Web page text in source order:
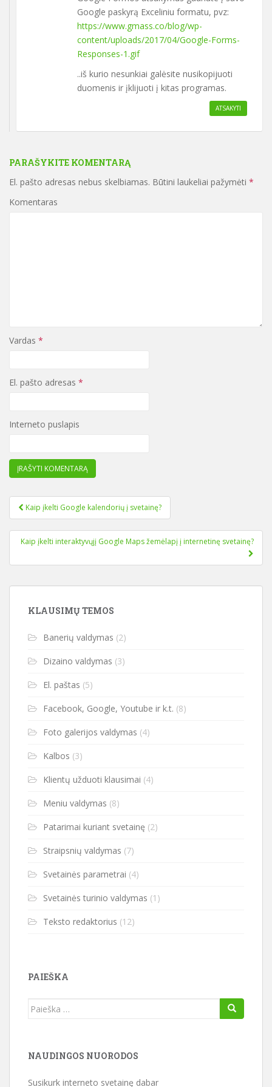
Google paskyrą Exceliniu formatu, pvz:
https://www.gmass.co/blog/wp-
content/uploads/2017/04/Google-Forms-
Responses-1.gif
..iš kurio nesunkiai galėsite nusikopijuoti
duomenis ir įklijuoti į kitas programas.
ATSAKYTI
PARAŠYKITE KOMENTARĄ
El. pašto adresas nebus skelbiamas. Būtini laukeliai pažymėti *
Komentaras
Vardas *
El. pašto adresas *
Interneto puslapis
Navigacija tarp įrašų
Kaip įkelti Google kalendorių į svetainę?
Kaip įkelti interaktyvųjį Google Maps žemėlapį į internetinę svetainę?
KLAUSIMŲ TEMOS
Banerių valdymas (2)
Dizaino valdymas (3)
El. paštas (5)
Facebook, Google, Youtube ir k.t. (8)
Foto galerijos valdymas (4)
Kalbos (3)
Klientų užduoti klausimai (4)
Meniu valdymas (8)
Patarimai kuriant svetainę (2)
Straipsnių valdymas (7)
Svetainės parametrai (4)
Svetainės turinio valdymas (1)
Teksto redaktorius (12)
PAIEŠKA
Ieškoti:
NAUDINGOS NUORODOS
Susikurk interneto svetainę dabar